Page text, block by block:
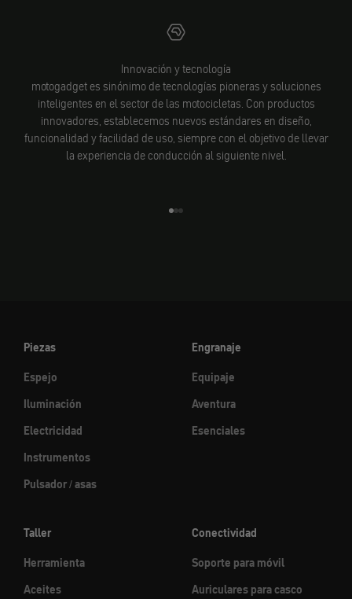
Innovación y tecnología
motogadget es sinónimo de tecnologías pioneras y soluciones
inteligentes en el sector de las motocicletas. Con productos
innovadores, establecemos nuevos estándares en diseño,
funcionalidad y facilidad de uso, siempre con el objetivo de llevar
la experiencia de conducción al siguiente nivel.
Piezas
Espejo
Iluminación
Electricidad
Instrumentos
Pulsador / asas
Engranaje
Equipaje
Aventura
Esenciales
Taller
Herramienta
Aceites
Conectividad
Soporte para móvil
Auriculares para casco